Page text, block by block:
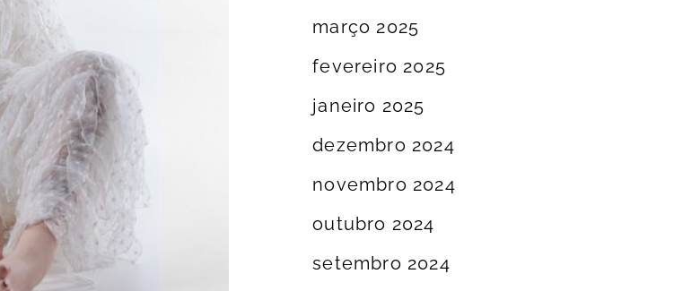
março 2025
fevereiro 2025
janeiro 2025
dezembro 2024
novembro 2024
outubro 2024
setembro 2024